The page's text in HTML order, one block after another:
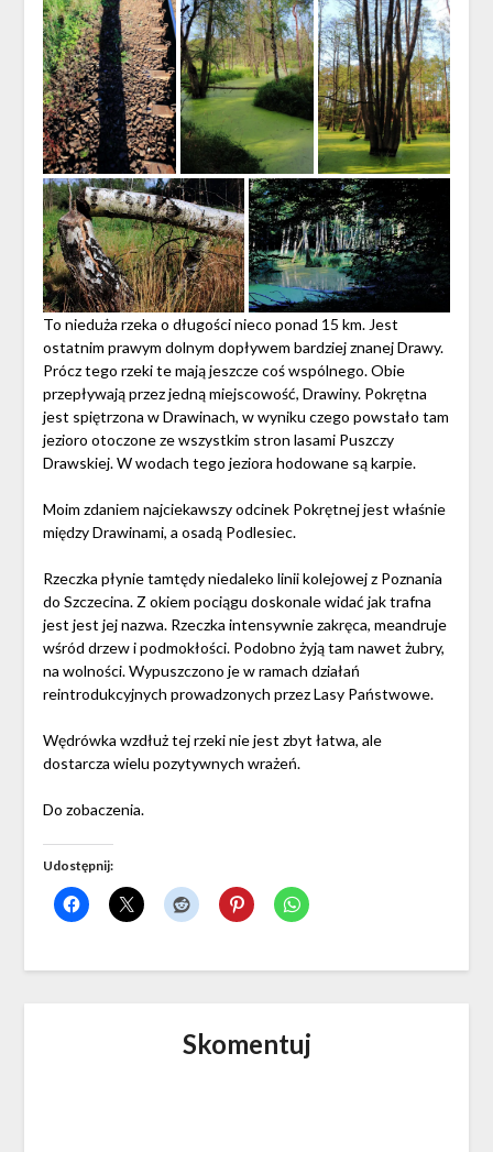
To nieduża rzeka o długości nieco ponad 15 km. Jest
ostatnim prawym dolnym dopływem bardziej znanej Drawy.
Prócz tego rzeki te mają jeszcze coś wspólnego. Obie
przepływają przez jedną miejscowość, Drawiny. Pokrętna
jest spiętrzona w Drawinach, w wyniku czego powstało tam
jezioro otoczone ze wszystkim stron lasami Puszczy
Drawskiej. W wodach tego jeziora hodowane są karpie.
Moim zdaniem najciekawszy odcinek Pokrętnej jest właśnie
między Drawinami, a osadą Podlesiec.
Rzeczka płynie tamtędy niedaleko linii kolejowej z Poznania
do Szczecina. Z okiem pociągu doskonale widać jak trafna
jest jest jej nazwa. Rzeczka intensywnie zakręca, meandruje
wśród drzew i podmokłości. Podobno żyją tam nawet żubry,
na wolności. Wypuszczono je w ramach działań
reintrodukcyjnych prowadzonych przez Lasy Państwowe.
Wędrówka wzdłuż tej rzeki nie jest zbyt łatwa, ale
dostarcza wielu pozytywnych wrażeń.
Do zobaczenia.
Udostępnij:
Skomentuj